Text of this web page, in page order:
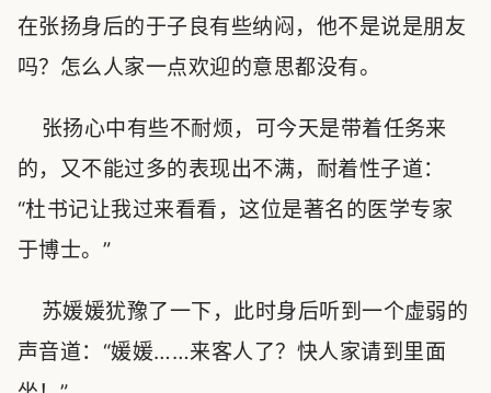
在张扬身后的于子良有些纳闷，他不是说是朋友
吗？怎么人家一点欢迎的意思都没有。
张扬心中有些不耐烦，可今天是带着任务来
的，又不能过多的表现出不满，耐着性子道：
“杜书记让我过来看看，这位是著名的医学专家
于博士。”
苏媛媛犹豫了一下，此时身后听到一个虚弱的
声音道：“媛媛……来客人了？快人家请到里面